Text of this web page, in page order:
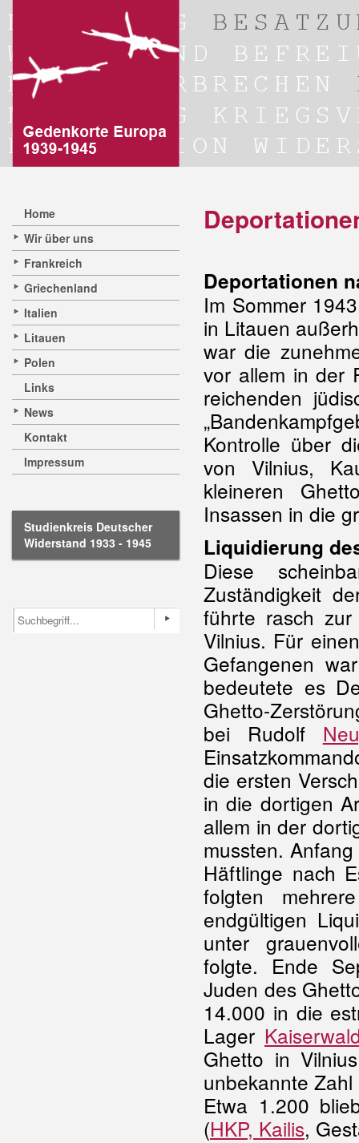
Home
Wir über uns
Frankreich
Griechenland
Italien
Litauen
Polen
Links
News
Kontakt
Impressum
Studienkreis Deutscher
Widerstand 1933 - 1945
Deportationen
Im Sommer
in Litauen
war die
vor allem in der
reichenden
Kontrolle über
von Vilnius,
kleineren
Insassen in die
Liquidierung
Diese
Zuständigkeit
führte rasch
Vilnius. Für
Gefangenen
bedeutete es
Ghetto-
bei Rudolf
die ersten
in die dortigen
allem in der
mussten.
Häftlinge nach
folgten
endgültigen
unter
folgte. Ende
Juden des
14.000 in die
Lager
Ghetto in
unbekannte
Etwa 1.200
(HKP, Kailis,